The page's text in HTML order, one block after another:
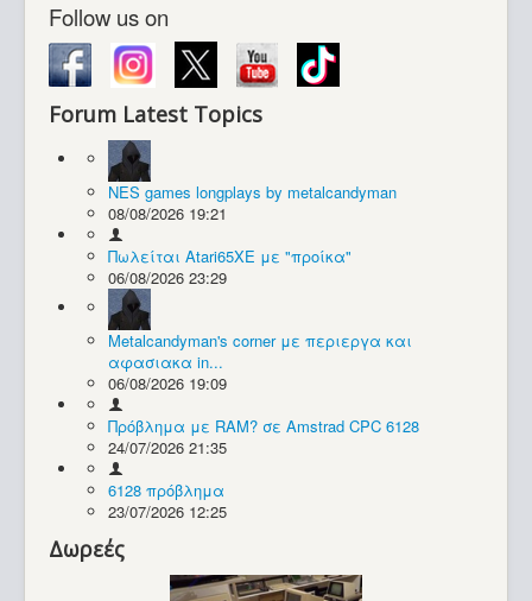
Συλλογές / Projects
Follow us on
Forum Latest Topics
NES games longplays by metalcandyman
08/08/2026 19:21
Πωλείται Atari65XE με "προίκα"
06/08/2026 23:29
Metalcandyman's corner με περιεργα και
αφασιακα in...
06/08/2026 19:09
Πρόβλημα με RAM? σε Amstrad CPC 6128
24/07/2026 21:35
6128 πρόβλημα
23/07/2026 12:25
Δωρεές